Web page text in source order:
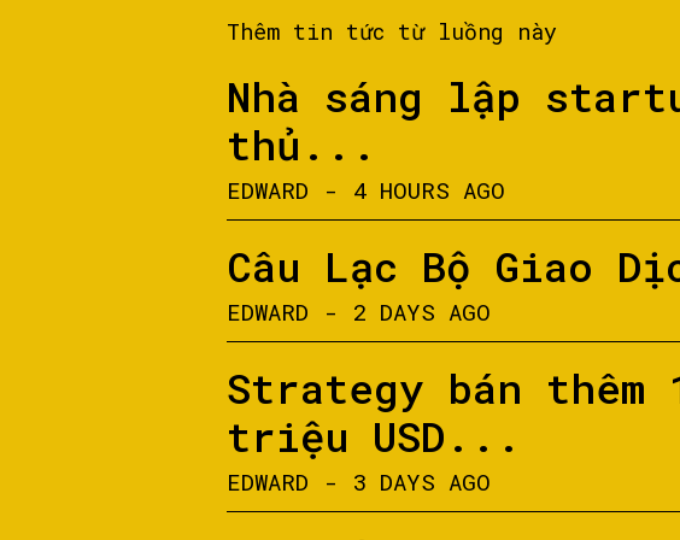
Thêm tin tức từ luồng này
Nhà sáng lập
thủ...
EDWARD - 4 HOURS AGO
Câu Lạc Bộ Giao
EDWARD - 2 DAYS AGO
Strategy bán thêm
triệu USD...
EDWARD - 3 DAYS AGO